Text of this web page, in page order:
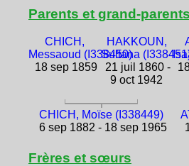
Parents et grand-parents
CHICH,
Messaoud (I338450)
18 sep 1859
HAKKOUN,
Sultana
21 juil 1860 -
9 oct 1942
CHICH, Moïse (I338449)
6 sep 1882 - 18 sep 1965
Frères et sœurs